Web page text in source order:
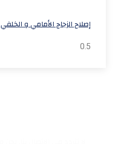
إصلاح الزجاج الأمامي و الخلفي